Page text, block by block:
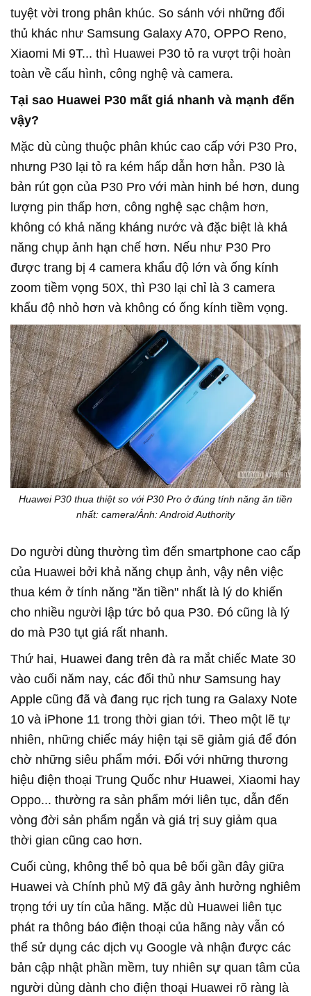
tuyệt vời trong phân khúc. So sánh với những đối
thủ khác như Samsung Galaxy A70, OPPO Reno,
Xiaomi Mi 9T... thì Huawei P30 tỏ ra vượt trội hoàn
toàn về cấu hình, công nghệ và camera.
Tại sao Huawei P30 mất giá nhanh và mạnh đến
vậy?
Mặc dù cùng thuộc phân khúc cao cấp với P30 Pro,
nhưng P30 lại tỏ ra kém hấp dẫn hơn hẳn. P30 là
bản rút gọn của P30 Pro với màn hinh bé hơn, dung
lượng pin thấp hơn, công nghệ sạc chậm hơn,
không có khả năng kháng nước và đặc biệt là khả
năng chụp ảnh hạn chế hơn. Nếu như P30 Pro
được trang bị 4 camera khẩu độ lớn và ống kính
zoom tiềm vọng 50X, thì P30 lại chỉ là 3 camera
khẩu độ nhỏ hơn và không có ống kính tiềm vọng.
Huawei P30 thua thiệt so với P30 Pro ở đúng tính năng ăn tiền
nhất: camera/Ảnh: Android Authority
Do người dùng thường tìm đến smartphone cao cấp
của Huawei bởi khả năng chụp ảnh, vậy nên việc
thua kém ở tính năng "ăn tiền" nhất là lý do khiến
cho nhiều người lập tức bỏ qua P30. Đó cũng là lý
do mà P30 tụt giá rất nhanh.
Thứ hai, Huawei đang trên đà ra mắt chiếc Mate 30
vào cuối năm nay, các đối thủ như Samsung hay
Apple cũng đã và đang rục rịch tung ra Galaxy Note
10 và iPhone 11 trong thời gian tới. Theo một lẽ tự
nhiên, những chiếc máy hiện tại sẽ giảm giá để đón
chờ những siêu phẩm mới. Đối với những thương
hiệu điện thoại Trung Quốc như Huawei, Xiaomi hay
Oppo... thường ra sản phẩm mới liên tục, dẫn đến
vòng đời sản phẩm ngắn và giá trị suy giảm qua
thời gian cũng cao hơn.
Cuối cùng, không thể bỏ qua bê bối gần đây giữa
Huawei và Chính phủ Mỹ đã gây ảnh hưởng nghiêm
trọng tới uy tín của hãng. Mặc dù Huawei liên tục
phát ra thông báo điện thoại của hãng này vẫn có
thể sử dụng các dịch vụ Google và nhận được các
bản cập nhật phần mềm, tuy nhiên sự quan tâm của
người dùng dành cho điện thoại Huawei rõ ràng là